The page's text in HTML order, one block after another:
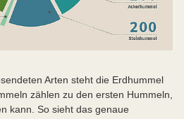
Arten steht die Erdhummel
zählen zu den ersten Hummeln,
kann. So sieht das genaue